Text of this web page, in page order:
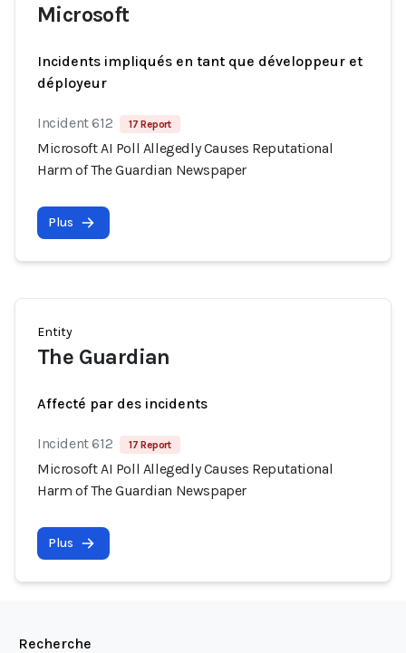
Microsoft
Incidents impliqués en tant que développeur et
déployeur
Incident 612 17 Report
Microsoft AI Poll Allegedly Causes Reputational
Harm of The Guardian Newspaper
Plus
Entity
The Guardian
Affecté par des incidents
Incident 612 17 Report
Microsoft AI Poll Allegedly Causes Reputational
Harm of The Guardian Newspaper
Plus
Recherche